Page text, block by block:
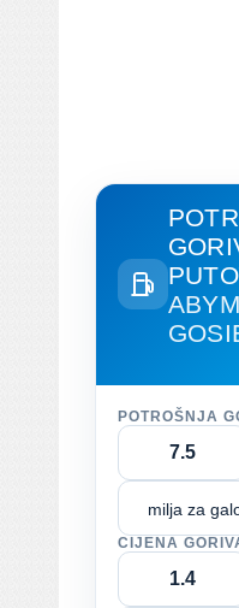
POTROŠNJA
milja za
CIJENA